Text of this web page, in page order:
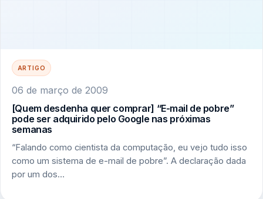
ARTIGO
06 de março de 2009
[Quem desdenha quer comprar] “E-mail de pobre”
pode ser adquirido pelo Google nas próximas
semanas
“Falando como cientista da computação, eu vejo tudo isso
como um sistema de e-mail de pobre”. A declaração dada
por um dos…